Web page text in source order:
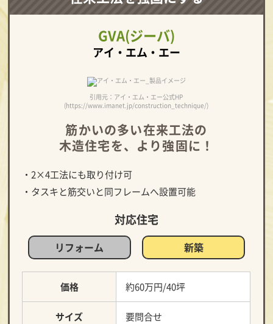
GVA(ジーバ)
アイ・エム・エー
引用元：アイ・エム・エー公式HP
(https://www.imanet.jp/construction_technique/)
筋かいの多い在来工法の
木造住宅を、より強固に！
・2×4工法にも取り付け可
・タスキと筋交いと同フレームへ設置可能
対応住宅
リフォーム 新築
価格 約60万円/40坪
サイズ 要問合せ